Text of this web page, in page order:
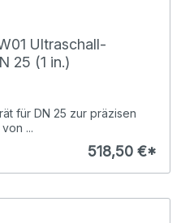
Ultraschall-
25 (1 in.)
für DN 25 zur präzisen
...
518,50 €*